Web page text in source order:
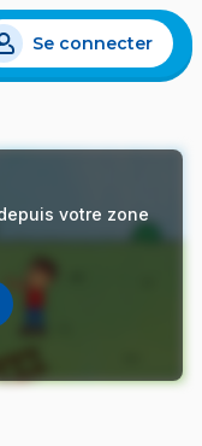
Se connecter
votre zone